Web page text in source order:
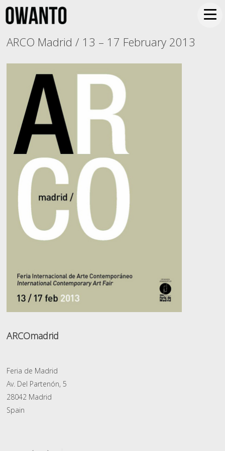
ARCO Madrid / 13 – 17 February 2013
ARCOmadrid
Feria de Madrid
Av. Del Partenón, 5
28042 Madrid
Spain